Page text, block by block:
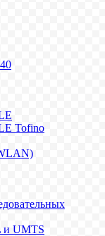
Tofino
UMTS